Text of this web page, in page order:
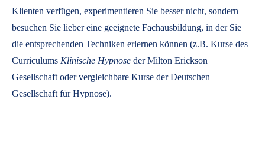
Klienten verfügen, experimentieren Sie besser nicht, sondern
besuchen Sie lieber eine geeignete Fachausbildung, in der Sie
die entsprechenden Techniken erlernen können (z.B. Kurse des
Curriculums Klinische Hypnose der Milton Erickson
Gesellschaft oder vergleichbare Kurse der Deutschen
Gesellschaft für Hypnose).